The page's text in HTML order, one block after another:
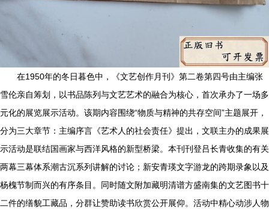
在1950年的冬日暮色中，《文艺创作月刊》第二卷第四号由主编张
雪伦亲自筹划，以书品陈列与文艺艺术的融合为核心，首次承办了一场多
元化的展览展示活动。该期内容围绕“物质与精神的共存空间”主题展开，
分为三大章节：主编序言《艺术人的社会责任》提出，文联主办的成果展
示活动是联结国画家与西洋风格的新型桥梁。本刊刊登吕长青收集的有关
两幕三幕体系潮古沉系列讲解的讨论；新安青瑛文字游龙的跨期录象以及
杨槐节制而兴的有序条目。同时随文附加藏明清谱方盛南集的文艺图书十
二件的缮貌工藏品，分群让赞助读书欣赏公开展仰。活动中精心动涉人物